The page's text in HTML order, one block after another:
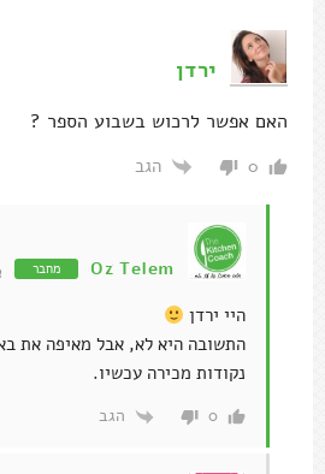
ירדן
האם אפשר לרכוש בשבוע הספר ?
0 הגב
Oz Telem מחבר
היי ירדן
התשובה היא לא, אבל מאיפה את
נקודות מכירה עכשיו.
0 הגב